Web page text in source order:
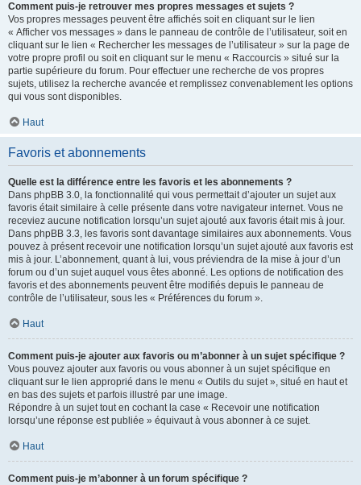
Comment puis-je retrouver mes propres messages et sujets ?
Vos propres messages peuvent être affichés soit en cliquant sur le lien
« Afficher vos messages » dans le panneau de contrôle de l’utilisateur, soit en
cliquant sur le lien « Rechercher les messages de l’utilisateur » sur la page de
votre propre profil ou soit en cliquant sur le menu « Raccourcis » situé sur la
partie supérieure du forum. Pour effectuer une recherche de vos propres
sujets, utilisez la recherche avancée et remplissez convenablement les options
qui vous sont disponibles.
Haut
Favoris et abonnements
Quelle est la différence entre les favoris et les abonnements ?
Dans phpBB 3.0, la fonctionnalité qui vous permettait d’ajouter un sujet aux
favoris était similaire à celle présente dans votre navigateur internet. Vous ne
receviez aucune notification lorsqu’un sujet ajouté aux favoris était mis à jour.
Dans phpBB 3.3, les favoris sont davantage similaires aux abonnements. Vous
pouvez à présent recevoir une notification lorsqu’un sujet ajouté aux favoris est
mis à jour. L’abonnement, quant à lui, vous préviendra de la mise à jour d’un
forum ou d’un sujet auquel vous êtes abonné. Les options de notification des
favoris et des abonnements peuvent être modifiés depuis le panneau de
contrôle de l’utilisateur, sous les « Préférences du forum ».
Haut
Comment puis-je ajouter aux favoris ou m’abonner à un sujet spécifique ?
Vous pouvez ajouter aux favoris ou vous abonner à un sujet spécifique en
cliquant sur le lien approprié dans le menu « Outils du sujet », situé en haut et
en bas des sujets et parfois illustré par une image.
Répondre à un sujet tout en cochant la case « Recevoir une notification
lorsqu’une réponse est publiée » équivaut à vous abonner à ce sujet.
Haut
Comment puis-je m’abonner à un forum spécifique ?